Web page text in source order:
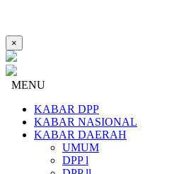
×
MENU
KABAR DPP
KABAR NASIONAL
KABAR DAERAH
UMUM
DPP l